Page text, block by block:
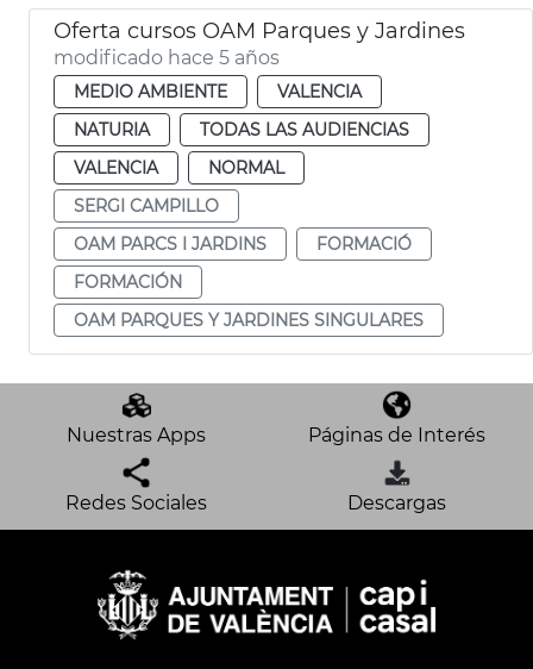
Oferta cursos OAM Parques y Jardines
modificado hace 5 años
MEDIO AMBIENTE
VALENCIA
NATURIA
TODAS LAS AUDIENCIAS
VALENCIA
NORMAL
SERGI CAMPILLO
OAM PARCS I JARDINS
FORMACIÓ
FORMACIÓN
OAM PARQUES Y JARDINES SINGULARES
Nuestras Apps Páginas de Interés
Redes Sociales Descargas